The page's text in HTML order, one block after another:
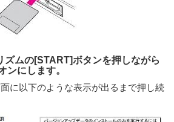
ズムの[START]ボタンを押しながら
ンにします。
に以下のような表示が出るまで押し続